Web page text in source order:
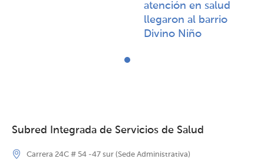
atención en salud
llegaron al barrio
Divino Niño
Subred Integrada de Servicios de Salud
Carrera 24C # 54 -47 sur (Sede Administrativa)